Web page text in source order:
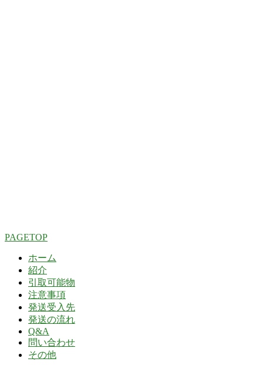
PAGETOP
ホーム
紹介
引取可能物
注意事項
発送受入先
発送の流れ
Q&A
問い合わせ
その他